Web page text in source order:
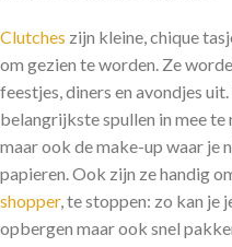
Clutches zijn kleine, chique
om gezien te worden. Ze
feestjes, diners en avondjes
belangrijkste spullen in mee te
maar ook de make-up waar je
papieren. Ook zijn ze handig
shopper, te stoppen: zo kan je
opbergen maar ook snel